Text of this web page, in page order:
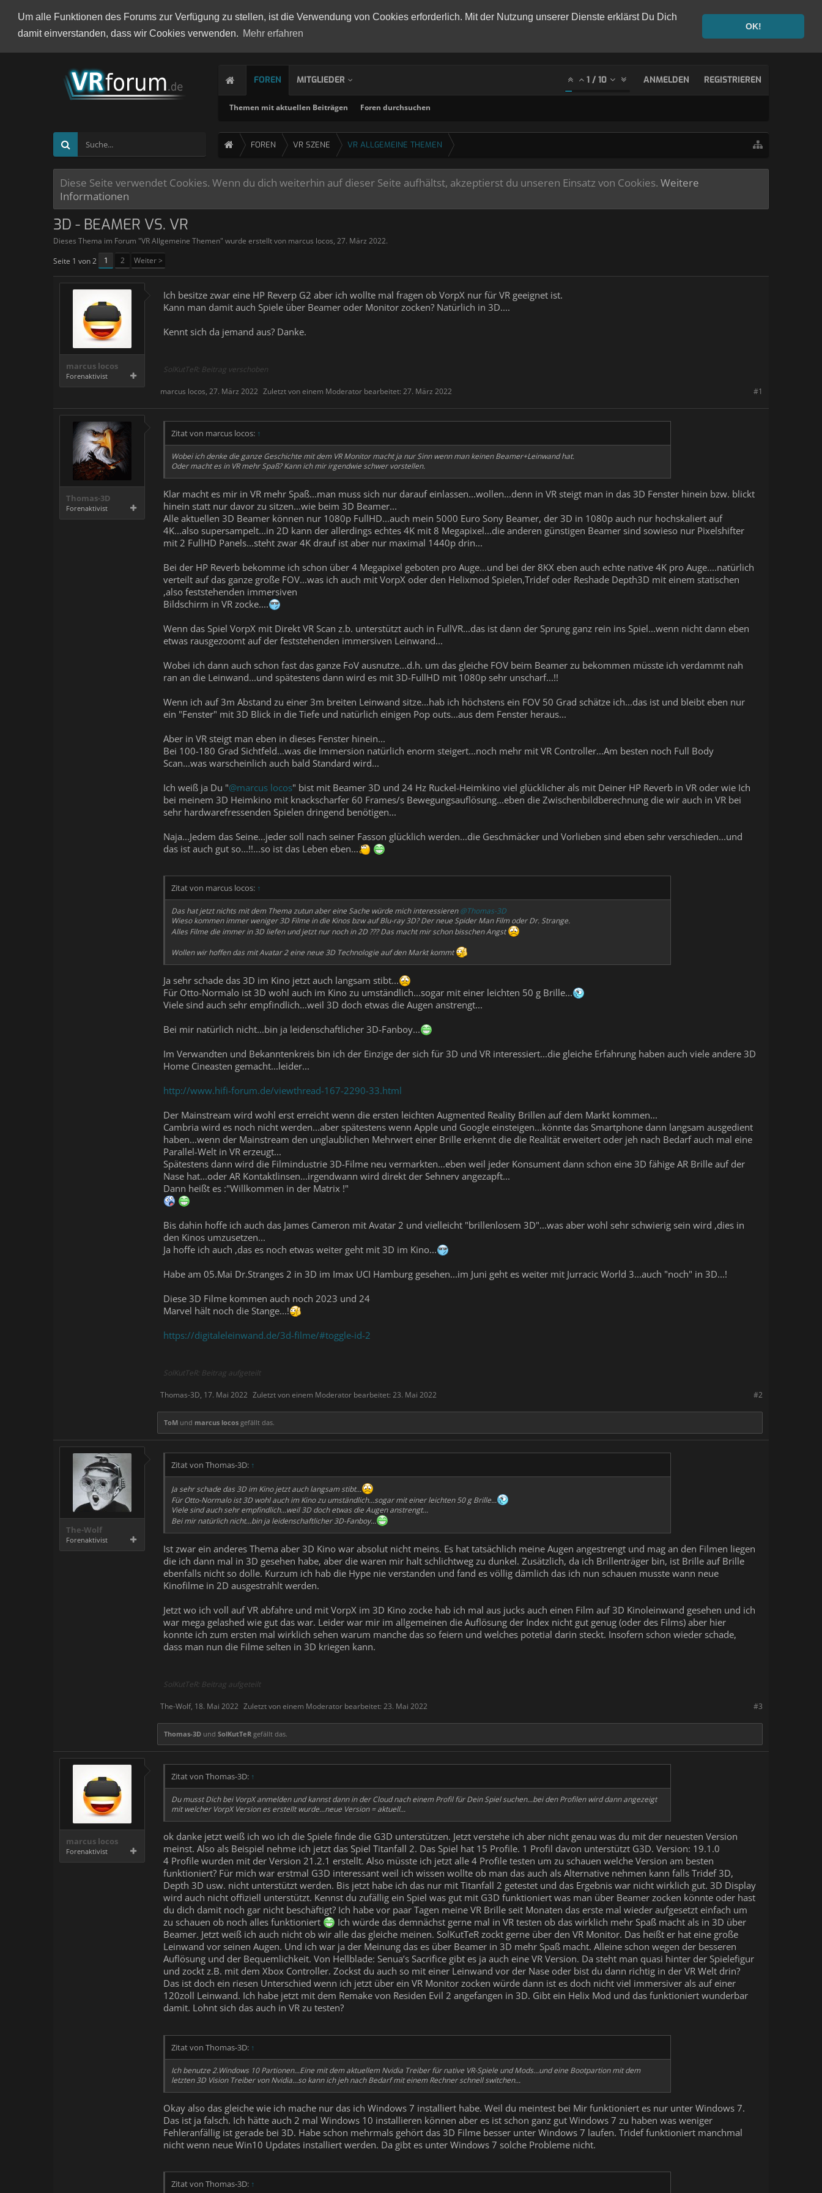
Um alle Funktionen des Forums zur Verfügung zu stellen, ist die Verwendung von Cookies erforderlich. Mit der Nutzung unserer Dienste erklärst Du Dich
damit einverstanden, dass wir Cookies verwenden. Mehr erfahren
OK!
FOREN
Themen mit aktuellen Beiträgen Foren durchsuchen
MITGLIEDER 1 / 10 ANMELDEN REGISTRIEREN
FOREN VR SZENE VR ALLGEMEINE THEMEN
Diese Seite verwendet Cookies. Wenn du dich weiterhin auf dieser Seite aufhältst, akzeptierst du unseren Einsatz von Cookies. Weitere
Informationen
3D - BEAMER VS. VR
Dieses Thema im Forum "VR Allgemeine Themen" wurde erstellt von marcus locos, 27. März 2022.
Seite 1 von 2
1 2 Weiter >
marcus locos
Forenaktivist
Ich besitze zwar eine HP Reverp G2 aber ich wollte mal fragen ob VorpX nur für VR geeignet ist.
Kann man damit auch Spiele über Beamer oder Monitor zocken? Natürlich in 3D....
Kennt sich da jemand aus? Danke.
SolKutTeR: Beitrag verschoben
#1
marcus locos, 27. März 2022 Zuletzt von einem Moderator bearbeitet: 27. März 2022
Thomas-3D
Forenaktivist
Zitat von marcus locos: ↑
Wobei ich denke die ganze Geschichte mit dem VR Monitor macht ja nur Sinn wenn man keinen Beamer+Leinwand hat.
Oder macht es in VR mehr Spaß? Kann ich mir irgendwie schwer vorstellen.
Klar macht es mir in VR mehr Spaß...man muss sich nur darauf einlassen...wollen...denn in VR steigt man in das 3D Fenster hinein bzw. blickt
hinein statt nur davor zu sitzen...wie beim 3D Beamer...
Alle aktuellen 3D Beamer können nur 1080p FullHD...auch mein 5000 Euro Sony Beamer, der 3D in 1080p auch nur hochskaliert auf
4K...also supersampelt...in 2D kann der allerdings echtes 4K mit 8 Megapixel...die anderen günstigen Beamer sind sowieso nur Pixelshifter
mit 2 FullHD Panels...steht zwar 4K drauf ist aber nur maximal 1440p drin...
Bei der HP Reverb bekomme ich schon über 4 Megapixel geboten pro Auge...und bei der 8KX eben auch echte native 4K pro Auge....natürlich
verteilt auf das ganze große FOV...was ich auch mit VorpX oder den Helixmod Spielen,Tridef oder Reshade Depth3D mit einem statischen
,also feststehenden immersiven
Bildschirm in VR zocke....
Wenn das Spiel VorpX mit Direkt VR Scan z.b. unterstützt auch in FullVR...das ist dann der Sprung ganz rein ins Spiel...wenn nicht dann eben
etwas rausgezoomt auf der feststehenden immersiven Leinwand...
Wobei ich dann auch schon fast das ganze FoV ausnutze...d.h. um das gleiche FOV beim Beamer zu bekommen müsste ich verdammt nah
ran an die Leinwand...und spätestens dann wird es mit 3D-FullHD mit 1080p sehr unscharf...!!
Wenn ich auf 3m Abstand zu einer 3m breiten Leinwand sitze...hab ich höchstens ein FOV 50 Grad schätze ich...das ist und bleibt eben nur
ein "Fenster" mit 3D Blick in die Tiefe und natürlich einigen Pop outs...aus dem Fenster heraus...
Aber in VR steigt man eben in dieses Fenster hinein...
Bei 100-180 Grad Sichtfeld...was die Immersion natürlich enorm steigert...noch mehr mit VR Controller...Am besten noch Full Body
Scan...was warscheinlich auch bald Standard wird...
Ich weiß ja Du "@marcus locos" bist mit Beamer 3D und 24 Hz Ruckel-Heimkino viel glücklicher als mit Deiner HP Reverb in VR oder wie Ich
bei meinem 3D Heimkino mit knackscharfer 60 Frames/s Bewegungsauflösung...eben die Zwischenbildberechnung die wir auch in VR bei
sehr hardwarefressenden Spielen dringend benötigen...
Naja...Jedem das Seine...jeder soll nach seiner Fasson glücklich werden...die Geschmäcker und Vorlieben sind eben sehr verschieden...und
das ist auch gut so...!!...so ist das Leben eben...
Zitat von marcus locos: ↑
Das hat jetzt nichts mit dem Thema zutun aber eine Sache würde mich interessieren@Thomas-3D
Wieso kommen immer weniger 3D Filme in die Kinos bzw auf Blu-ray 3D? Der neue Spider Man Film oder Dr. Strange.
Alles Filme die immer in 3D liefen und jetzt nur noch in 2D ??? Das macht mir schon bisschen Angst
Wollen wir hoffen das mit Avatar 2 eine neue 3D Technologie auf den Markt kommt
Ja sehr schade das 3D im Kino jetzt auch langsam stibt...
Für Otto-Normalo ist 3D wohl auch im Kino zu umständlich...sogar mit einer leichten 50 g Brille...
Viele sind auch sehr empfindlich...weil 3D doch etwas die Augen anstrengt...
Bei mir natürlich nicht...bin ja leidenschaftlicher 3D-Fanboy...
Im Verwandten und Bekanntenkreis bin ich der Einzige der sich für 3D und VR interessiert...die gleiche Erfahrung haben auch viele andere 3D
Home Cineasten gemacht...leider...
http://www.hifi-forum.de/viewthread-167-2290-33.html
Der Mainstream wird wohl erst erreicht wenn die ersten leichten Augmented Reality Brillen auf dem Markt kommen...
Cambria wird es noch nicht werden...aber spätestens wenn Apple und Google einsteigen...könnte das Smartphone dann langsam ausgedient
haben...wenn der Mainstream den unglaublichen Mehrwert einer Brille erkennt die die Realität erweitert oder jeh nach Bedarf auch mal eine
Parallel-Welt in VR erzeugt...
Spätestens dann wird die Filmindustrie 3D-Filme neu vermarkten...eben weil jeder Konsument dann schon eine 3D fähige AR Brille auf der
Nase hat...oder AR Kontaktlinsen...irgendwann wird direkt der Sehnerv angezapft...
Dann heißt es :"Willkommen in der Matrix !"
Bis dahin hoffe ich auch das James Cameron mit Avatar 2 und vielleicht "brillenlosem 3D"...was aber wohl sehr schwierig sein wird ,dies in
den Kinos umzusetzen...
Ja hoffe ich auch ,das es noch etwas weiter geht mit 3D im Kino...
Habe am 05.Mai Dr.Stranges 2 in 3D im Imax UCI Hamburg gesehen...im Juni geht es weiter mit Jurracic World 3...auch "noch" in 3D...!
Diese 3D Filme kommen auch noch 2023 und 24
Marvel hält noch die Stange...!
https://digitaleleinwand.de/3d-filme/#toggle-id-2
SolKutTeR: Beitrag aufgeteilt
#2
Thomas-3D, 17. Mai 2022 Zuletzt von einem Moderator bearbeitet: 23. Mai 2022
ToM und marcus locos gefällt das.
The-Wolf
Forenaktivist
Zitat von Thomas-3D: ↑
Ja sehr schade das 3D im Kino jetzt auch langsam stibt...
Für Otto-Normalo ist 3D wohl auch im Kino zu umständlich...sogar mit einer leichten 50 g Brille...
Viele sind auch sehr empfindlich...weil 3D doch etwas die Augen anstrengt...
Bei mir natürlich nicht...bin ja leidenschaftlicher 3D-Fanboy...
Ist zwar ein anderes Thema aber 3D Kino war absolut nicht meins. Es hat tatsächlich meine Augen angestrengt und mag an den Filmen liegen
die ich dann mal in 3D gesehen habe, aber die waren mir halt schlichtweg zu dunkel. Zusätzlich, da ich Brillenträger bin, ist Brille auf Brille
ebenfalls nicht so dolle. Kurzum ich hab die Hype nie verstanden und fand es völlig dämlich das ich nun schauen musste wann neue
Kinofilme in 2D ausgestrahlt werden.
Jetzt wo ich voll auf VR abfahre und mit VorpX im 3D Kino zocke hab ich mal aus jucks auch einen Film auf 3D Kinoleinwand gesehen und ich
war mega gelashed wie gut das war. Leider war mir im allgemeinen die Auflösung der Index nicht gut genug (oder des Films) aber hier
konnte ich zum ersten mal wirklich sehen warum manche das so feiern und welches potetial darin steckt. Insofern schon wieder schade,
dass man nun die Filme selten in 3D kriegen kann.
SolKutTeR: Beitrag aufgeteilt
#3
The-Wolf, 18. Mai 2022 Zuletzt von einem Moderator bearbeitet: 23. Mai 2022
Thomas-3D und SolKutTeR gefällt das.
marcus locos
Forenaktivist
Zitat von Thomas-3D: ↑
Du musst Dich bei VorpX anmelden und kannst dann in der Cloud nach einem Profil für Dein Spiel suchen...bei den Profilen wird dann angezeigt
mit welcher VorpX Version es erstellt wurde...neue Version = aktuell...
ok danke jetzt weiß ich wo ich die Spiele finde die G3D unterstützen. Jetzt verstehe ich aber nicht genau was du mit der neuesten Version
meinst. Also als Beispiel nehme ich jetzt das Spiel Titanfall 2. Das Spiel hat 15 Profile. 1 Profil davon unterstützt G3D. Version: 19.1.0
4 Profile wurden mit der Version 21.2.1 erstellt. Also müsste ich jetzt alle 4 Profile testen um zu schauen welche Version am besten
funktioniert? Für mich war erstmal G3D interessant weil ich wissen wollte ob man das auch als Alternative nehmen kann falls Tridef 3D,
Depth 3D usw. nicht unterstützt werden. Bis jetzt habe ich das nur mit Titanfall 2 getestet und das Ergebnis war nicht wirklich gut. 3D Display
wird auch nicht offiziell unterstützt. Kennst du zufällig ein Spiel was gut mit G3D funktioniert was man über Beamer zocken könnte oder hast
du dich damit noch gar nicht beschäftigt? Ich habe vor paar Tagen meine VR Brille seit Monaten das erste mal wieder aufgesetzt einfach um
zu schauen ob noch alles funktioniert
Ich würde das demnächst gerne mal in VR testen ob das wirklich mehr Spaß macht als in 3D über
Beamer. Jetzt weiß ich auch nicht ob wir alle das gleiche meinen. SolKutTeR zockt gerne über den VR Monitor. Das heißt er hat eine große
Leinwand vor seinen Augen. Und ich war ja der Meinung das es über Beamer in 3D mehr Spaß macht. Alleine schon wegen der besseren
Auflösung und der Bequemlichkeit. Von Hellblade: Senua’s Sacrifice gibt es ja auch eine VR Version. Da steht man quasi hinter der Spielefigur
und zockt z.B. mit dem Xbox Controller. Zockst du auch so mit einer Leinwand vor der Nase oder bist du dann richtig in der VR Welt drin?
Das ist doch ein riesen Unterschied wenn ich jetzt über ein VR Monitor zocken würde dann ist es doch nicht viel immersiver als auf einer
120zoll Leinwand. Ich habe jetzt mit dem Remake von Residen Evil 2 angefangen in 3D. Gibt ein Helix Mod und das funktioniert wunderbar
damit. Lohnt sich das auch in VR zu testen?
Zitat von Thomas-3D: ↑
Ich benutze 2.Windows 10 Partionen...Eine mit dem aktuellem Nvidia Treiber für native VR-Spiele und Mods...und eine Bootpartion mit dem
letzten 3D Vision Treiber von Nvidia...so kann ich jeh nach Bedarf mit einem Rechner schnell switchen...
Okay also das gleiche wie ich mache nur das ich Windows 7 installiert habe. Weil du meintest bei Mir funktioniert es nur unter Windows 7.
Das ist ja falsch. Ich hätte auch 2 mal Windows 10 installieren können aber es ist schon ganz gut Windows 7 zu haben was weniger
Fehleranfällig ist gerade bei 3D. Habe schon mehrmals gehört das 3D Filme besser unter Windows 7 laufen. Tridef funktioniert manchmal
nicht wenn neue Win10 Updates installiert werden. Da gibt es unter Windows 7 solche Probleme nicht.
Zitat von Thomas-3D: ↑